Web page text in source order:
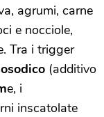
agrumi, carne
e nocciole,
Tra i trigger
(additivo
e, i
inscatolate